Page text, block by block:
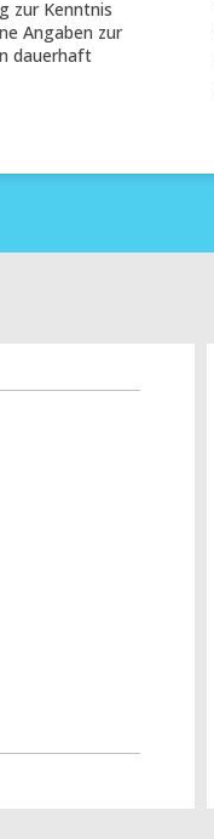
zur Kenntnis
Angaben zur
dauerhaft